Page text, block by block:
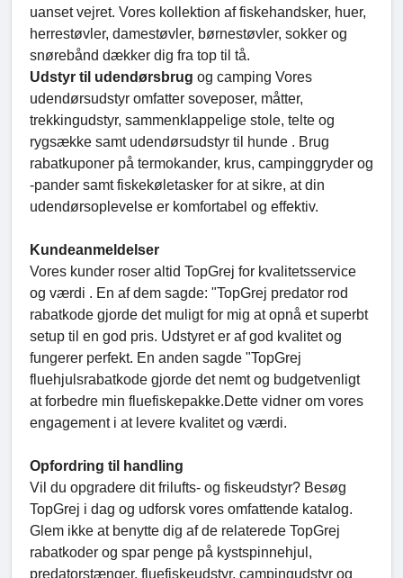
uanset vejret. Vores kollektion af fiskehandsker, huer,
herrestøvler, damestøvler, børnestøvler, sokker og
snørebånd dækker dig fra top til tå.
Udstyr til udendørsbrug og camping Vores
udendørsudstyr omfatter soveposer, måtter,
trekkingudstyr, sammenklappelige stole, telte og
rygsække samt udendørsudstyr til hunde . Brug
rabatkuponer på termokander, krus, campinggryder og
-pander samt fiskekøletasker for at sikre, at din
udendørsoplevelse er komfortabel og effektiv.
Kundeanmeldelser
Vores kunder roser altid TopGrej for kvalitetsservice
og værdi . En af dem sagde: "TopGrej predator rod
rabatkode gjorde det muligt for mig at opnå et superbt
setup til en god pris. Udstyret er af god kvalitet og
fungerer perfekt. En anden sagde "TopGrej
fluehjulsrabatkode gjorde det nemt og budgetvenligt
at forbedre min fluefiskepakke.Dette vidner om vores
engagement i at levere kvalitet og værdi.
Opfordring til handling
Vil du opgradere dit frilufts- og fiskeudstyr? Besøg
TopGrej i dag og udforsk vores omfattende katalog.
Glem ikke at benytte dig af de relaterede TopGrej
rabatkoder og spar penge på kystspinnehjul,
predatorstænger, fluefiskeudstyr, campingudstyr og